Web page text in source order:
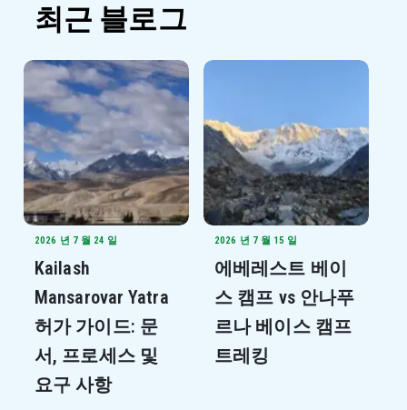
최근 블로그
2026 년 7 월 24 일
Kailash
Mansarovar Yatra
허가 가이드: 문
서, 프로세스 및
요구 사항
2026 년 7 월 15 일
에베레스트 베이
스 캠프 vs 안나푸
르나 베이스 캠프
트레킹